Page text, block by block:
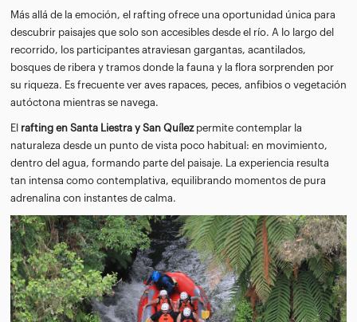
Más allá de la emoción, el rafting ofrece una oportunidad única para
descubrir paisajes que solo son accesibles desde el río. A lo largo del
recorrido, los participantes atraviesan gargantas, acantilados,
bosques de ribera y tramos donde la fauna y la flora sorprenden por
su riqueza. Es frecuente ver aves rapaces, peces, anfibios o vegetación
autóctona mientras se navega.
El rafting en Santa Liestra y San Quílezpermite contemplar la
naturaleza desde un punto de vista poco habitual: en movimiento,
dentro del agua, formando parte del paisaje. La experiencia resulta
tan intensa como contemplativa, equilibrando momentos de pura
adrenalina con instantes de calma.